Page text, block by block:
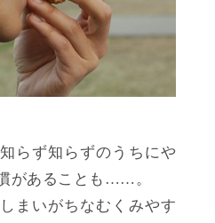
らず知らずのうちにや
があることも……。
まいがちなむくみやす